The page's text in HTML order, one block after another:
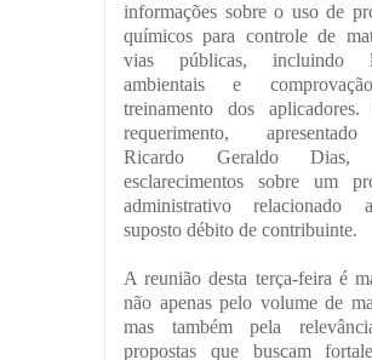
informações sobre o uso de
químicos para controle de
vias públicas, incluindo
ambientais e
treinamento dos aplicadores.
requerimento,
Ricardo Geraldo Dias,
esclarecimentos sobre um
administrativo relacionado
suposto débito de contribuinte.
A reunião desta terça-feira é
não apenas pelo volume de
mas também pela
propostas que buscam